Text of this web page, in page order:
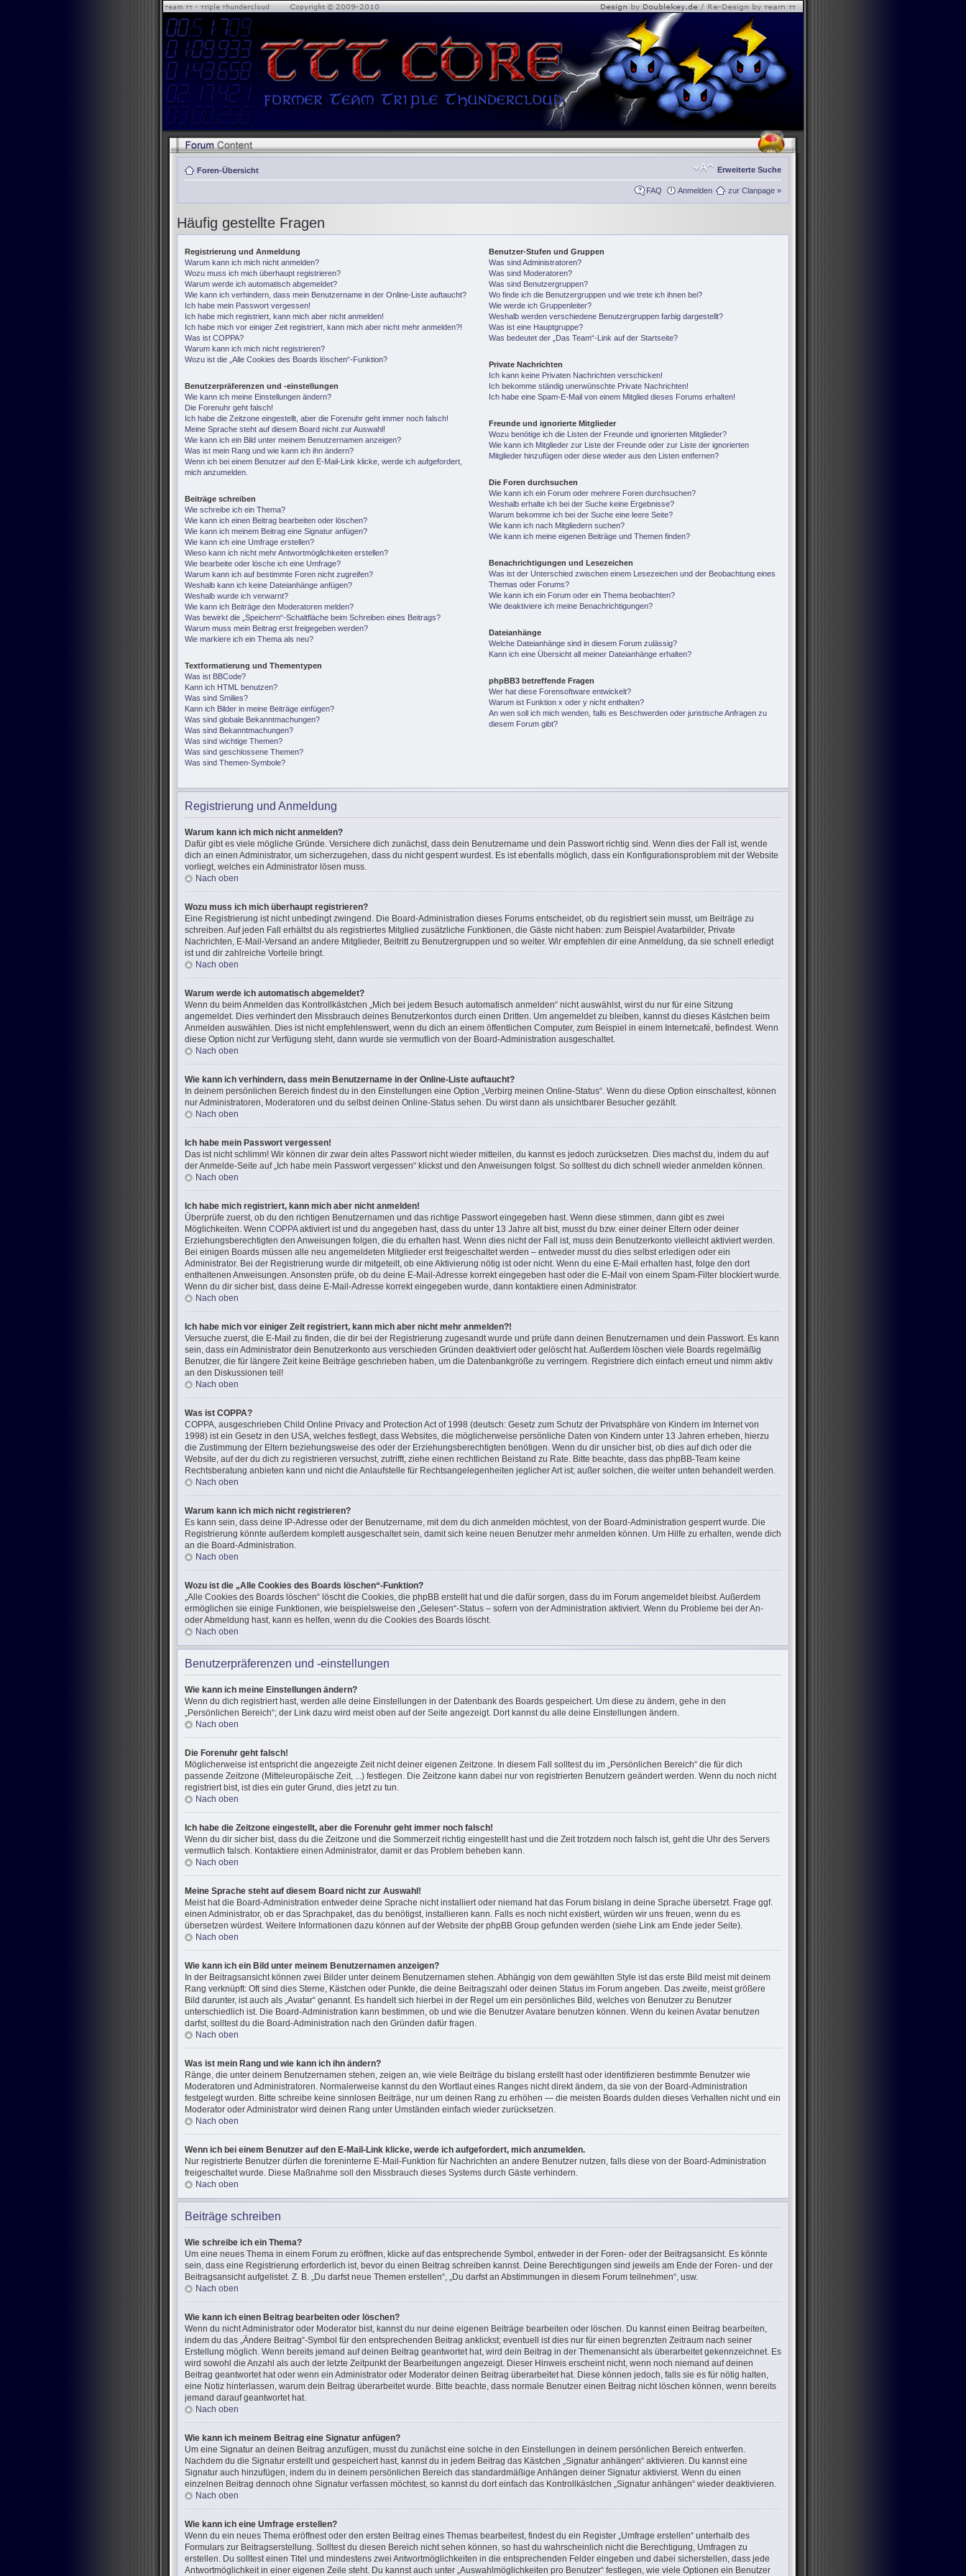
Foren-Übersicht Erweiterte Suche
FAQ Anmelden zur Clanpage »
Häufig gestellte Fragen
Registrierung und Anmeldung
Warum kann ich mich nicht anmelden?
Wozu muss ich mich überhaupt registrieren?
Warum werde ich automatisch abgemeldet?
Wie kann ich verhindern, dass mein Benutzername in der Online-Liste auftaucht?
Ich habe mein Passwort vergessen!
Ich habe mich registriert, kann mich aber nicht anmelden!
Ich habe mich vor einiger Zeit registriert, kann mich aber nicht mehr anmelden?!
Was ist COPPA?
Warum kann ich mich nicht registrieren?
Wozu ist die „Alle Cookies des Boards löschen“-Funktion?
Benutzerpräferenzen und -einstellungen
Wie kann ich meine Einstellungen ändern?
Die Forenuhr geht falsch!
Ich habe die Zeitzone eingestellt, aber die Forenuhr geht immer noch falsch!
Meine Sprache steht auf diesem Board nicht zur Auswahl!
Wie kann ich ein Bild unter meinem Benutzernamen anzeigen?
Was ist mein Rang und wie kann ich ihn ändern?
Wenn ich bei einem Benutzer auf den E-Mail-Link klicke, werde ich aufgefordert,
mich anzumelden.
Beiträge schreiben
Wie schreibe ich ein Thema?
Wie kann ich einen Beitrag bearbeiten oder löschen?
Wie kann ich meinem Beitrag eine Signatur anfügen?
Wie kann ich eine Umfrage erstellen?
Wieso kann ich nicht mehr Antwortmöglichkeiten erstellen?
Wie bearbeite oder lösche ich eine Umfrage?
Warum kann ich auf bestimmte Foren nicht zugreifen?
Weshalb kann ich keine Dateianhänge anfügen?
Weshalb wurde ich verwarnt?
Wie kann ich Beiträge den Moderatoren melden?
Was bewirkt die „Speichern“-Schaltfläche beim Schreiben eines Beitrags?
Warum muss mein Beitrag erst freigegeben werden?
Wie markiere ich ein Thema als neu?
Textformatierung und Thementypen
Was ist BBCode?
Kann ich HTML benutzen?
Was sind Smilies?
Kann ich Bilder in meine Beiträge einfügen?
Was sind globale Bekanntmachungen?
Was sind Bekanntmachungen?
Was sind wichtige Themen?
Was sind geschlossene Themen?
Was sind Themen-Symbole?
Benutzer-Stufen und Gruppen
Was sind Administratoren?
Was sind Moderatoren?
Was sind Benutzergruppen?
Wo finde ich die Benutzergruppen und wie trete ich ihnen bei?
Wie werde ich Gruppenleiter?
Weshalb werden verschiedene Benutzergruppen farbig dargestellt?
Was ist eine Hauptgruppe?
Was bedeutet der „Das Team“-Link auf der Startseite?
Private Nachrichten
Ich kann keine Privaten Nachrichten verschicken!
Ich bekomme ständig unerwünschte Private Nachrichten!
Ich habe eine Spam-E-Mail von einem Mitglied dieses Forums erhalten!
Freunde und ignorierte Mitglieder
Wozu benötige ich die Listen der Freunde und ignorierten Mitglieder?
Wie kann ich Mitglieder zur Liste der Freunde oder zur Liste der ignorierten
Mitglieder hinzufügen oder diese wieder aus den Listen entfernen?
Die Foren durchsuchen
Wie kann ich ein Forum oder mehrere Foren durchsuchen?
Weshalb erhalte ich bei der Suche keine Ergebnisse?
Warum bekomme ich bei der Suche eine leere Seite?
Wie kann ich nach Mitgliedern suchen?
Wie kann ich meine eigenen Beiträge und Themen finden?
Benachrichtigungen und Lesezeichen
Was ist der Unterschied zwischen einem Lesezeichen und der Beobachtung eines
Themas oder Forums?
Wie kann ich ein Forum oder ein Thema beobachten?
Wie deaktiviere ich meine Benachrichtigungen?
Dateianhänge
Welche Dateianhänge sind in diesem Forum zulässig?
Kann ich eine Übersicht all meiner Dateianhänge erhalten?
phpBB3 betreffende Fragen
Wer hat diese Forensoftware entwickelt?
Warum ist Funktion x oder y nicht enthalten?
An wen soll ich mich wenden, falls es Beschwerden oder juristische Anfragen zu
diesem Forum gibt?
Registrierung und Anmeldung
Warum kann ich mich nicht anmelden?
Dafür gibt es viele mögliche Gründe. Versichere dich zunächst, dass dein Benutzername und dein Passwort richtig sind. Wenn dies der Fall ist, wende
dich an einen Administrator, um sicherzugehen, dass du nicht gesperrt wurdest. Es ist ebenfalls möglich, dass ein Konfigurationsproblem mit der Website
vorliegt, welches ein Administrator lösen muss.
Nach oben
Wozu muss ich mich überhaupt registrieren?
Eine Registrierung ist nicht unbedingt zwingend. Die Board-Administration dieses Forums entscheidet, ob du registriert sein musst, um Beiträge zu
schreiben. Auf jeden Fall erhältst du als registriertes Mitglied zusätzliche Funktionen, die Gäste nicht haben: zum Beispiel Avatarbilder, Private
Nachrichten, E-Mail-Versand an andere Mitglieder, Beitritt zu Benutzergruppen und so weiter. Wir empfehlen dir eine Anmeldung, da sie schnell erledigt
ist und dir zahlreiche Vorteile bringt.
Nach oben
Warum werde ich automatisch abgemeldet?
Wenn du beim Anmelden das Kontrollkästchen „Mich bei jedem Besuch automatisch anmelden“ nicht auswählst, wirst du nur für eine Sitzung
angemeldet. Dies verhindert den Missbrauch deines Benutzerkontos durch einen Dritten. Um angemeldet zu bleiben, kannst du dieses Kästchen beim
Anmelden auswählen. Dies ist nicht empfehlenswert, wenn du dich an einem öffentlichen Computer, zum Beispiel in einem Internetcafé, befindest. Wenn
diese Option nicht zur Verfügung steht, dann wurde sie vermutlich von der Board-Administration ausgeschaltet.
Nach oben
Wie kann ich verhindern, dass mein Benutzername in der Online-Liste auftaucht?
In deinem persönlichen Bereich findest du in den Einstellungen eine Option „Verbirg meinen Online-Status“. Wenn du diese Option einschaltest, können
nur Administratoren, Moderatoren und du selbst deinen Online-Status sehen. Du wirst dann als unsichtbarer Besucher gezählt.
Nach oben
Ich habe mein Passwort vergessen!
Das ist nicht schlimm! Wir können dir zwar dein altes Passwort nicht wieder mitteilen, du kannst es jedoch zurücksetzen. Dies machst du, indem du auf
der Anmelde-Seite auf „Ich habe mein Passwort vergessen“ klickst und den Anweisungen folgst. So solltest du dich schnell wieder anmelden können.
Nach oben
Ich habe mich registriert, kann mich aber nicht anmelden!
Überprüfe zuerst, ob du den richtigen Benutzernamen und das richtige Passwort eingegeben hast. Wenn diese stimmen, dann gibt es zwei
Möglichkeiten. Wenn COPPAaktiviert ist und du angegeben hast, dass du unter 13 Jahre alt bist, musst du bzw. einer deiner Eltern oder deiner
Erziehungsberechtigten den Anweisungen folgen, die du erhalten hast. Wenn dies nicht der Fall ist, muss dein Benutzerkonto vielleicht aktiviert werden.
Bei einigen Boards müssen alle neu angemeldeten Mitglieder erst freigeschaltet werden – entweder musst du dies selbst erledigen oder ein
Administrator. Bei der Registrierung wurde dir mitgeteilt, ob eine Aktivierung nötig ist oder nicht. Wenn du eine E-Mail erhalten hast, folge den dort
enthaltenen Anweisungen. Ansonsten prüfe, ob du deine E-Mail-Adresse korrekt eingegeben hast oder die E-Mail von einem Spam-Filter blockiert wurde.
Wenn du dir sicher bist, dass deine E-Mail-Adresse korrekt eingegeben wurde, dann kontaktiere einen Administrator.
Nach oben
Ich habe mich vor einiger Zeit registriert, kann mich aber nicht mehr anmelden?!
Versuche zuerst, die E-Mail zu finden, die dir bei der Registrierung zugesandt wurde und prüfe dann deinen Benutzernamen und dein Passwort. Es kann
sein, dass ein Administrator dein Benutzerkonto aus verschieden Gründen deaktiviert oder gelöscht hat. Außerdem löschen viele Boards regelmäßig
Benutzer, die für längere Zeit keine Beiträge geschrieben haben, um die Datenbankgröße zu verringern. Registriere dich einfach erneut und nimm aktiv
an den Diskussionen teil!
Nach oben
Was ist COPPA?
COPPA, ausgeschrieben Child Online Privacy and Protection Act of 1998 (deutsch: Gesetz zum Schutz der Privatsphäre von Kindern im Internet von
1998) ist ein Gesetz in den USA, welches festlegt, dass Websites, die möglicherweise persönliche Daten von Kindern unter 13 Jahren erheben, hierzu
die Zustimmung der Eltern beziehungsweise des oder der Erziehungsberechtigten benötigen. Wenn du dir unsicher bist, ob dies auf dich oder die
Website, auf der du dich zu registrieren versuchst, zutrifft, ziehe einen rechtlichen Beistand zu Rate. Bitte beachte, dass das phpBB-Team keine
Rechtsberatung anbieten kann und nicht die Anlaufstelle für Rechtsangelegenheiten jeglicher Art ist; außer solchen, die weiter unten behandelt werden.
Nach oben
Warum kann ich mich nicht registrieren?
Es kann sein, dass deine IP-Adresse oder der Benutzername, mit dem du dich anmelden möchtest, von der Board-Administration gesperrt wurde. Die
Registrierung könnte außerdem komplett ausgeschaltet sein, damit sich keine neuen Benutzer mehr anmelden können. Um Hilfe zu erhalten, wende dich
an die Board-Administration.
Nach oben
Wozu ist die „Alle Cookies des Boards löschen“-Funktion?
„Alle Cookies des Boards löschen“ löscht die Cookies, die phpBB erstellt hat und die dafür sorgen, dass du im Forum angemeldet bleibst. Außerdem
ermöglichen sie einige Funktionen, wie beispielsweise den „Gelesen“-Status – sofern von der Administration aktiviert. Wenn du Probleme bei der An-
oder Abmeldung hast, kann es helfen, wenn du die Cookies des Boards löscht.
Nach oben
Benutzerpräferenzen und -einstellungen
Wie kann ich meine Einstellungen ändern?
Wenn du dich registriert hast, werden alle deine Einstellungen in der Datenbank des Boards gespeichert. Um diese zu ändern, gehe in den
„Persönlichen Bereich“; der Link dazu wird meist oben auf der Seite angezeigt. Dort kannst du alle deine Einstellungen ändern.
Nach oben
Die Forenuhr geht falsch!
Möglicherweise ist entspricht die angezeigte Zeit nicht deiner eigenen Zeitzone. In diesem Fall solltest du im „Persönlichen Bereich“ die für dich
passende Zeitzone (Mitteleuropäische Zeit, ...) festlegen. Die Zeitzone kann dabei nur von registrierten Benutzern geändert werden. Wenn du noch nicht
registriert bist, ist dies ein guter Grund, dies jetzt zu tun.
Nach oben
Ich habe die Zeitzone eingestellt, aber die Forenuhr geht immer noch falsch!
Wenn du dir sicher bist, dass du die Zeitzone und die Sommerzeit richtig eingestellt hast und die Zeit trotzdem noch falsch ist, geht die Uhr des Servers
vermutlich falsch. Kontaktiere einen Administrator, damit er das Problem beheben kann.
Nach oben
Meine Sprache steht auf diesem Board nicht zur Auswahl!
Meist hat die Board-Administration entweder deine Sprache nicht installiert oder niemand hat das Forum bislang in deine Sprache übersetzt. Frage ggf.
einen Administrator, ob er das Sprachpaket, das du benötigst, installieren kann. Falls es noch nicht existiert, würden wir uns freuen, wenn du es
übersetzen würdest. Weitere Informationen dazu können auf der Website der phpBB Group gefunden werden (siehe Link am Ende jeder Seite).
Nach oben
Wie kann ich ein Bild unter meinem Benutzernamen anzeigen?
In der Beitragsansicht können zwei Bilder unter deinem Benutzernamen stehen. Abhängig von dem gewählten Style ist das erste Bild meist mit deinem
Rang verknüpft: Oft sind dies Sterne, Kästchen oder Punkte, die deine Beitragszahl oder deinen Status im Forum angeben. Das zweite, meist größere
Bild darunter, ist auch als „Avatar“ genannt. Es handelt sich hierbei in der Regel um ein persönliches Bild, welches von Benutzer zu Benutzer
unterschiedlich ist. Die Board-Administration kann bestimmen, ob und wie die Benutzer Avatare benutzen können. Wenn du keinen Avatar benutzen
darfst, solltest du die Board-Administration nach den Gründen dafür fragen.
Nach oben
Was ist mein Rang und wie kann ich ihn ändern?
Ränge, die unter deinem Benutzernamen stehen, zeigen an, wie viele Beiträge du bislang erstellt hast oder identifizieren bestimmte Benutzer wie
Moderatoren und Administratoren. Normalerweise kannst du den Wortlaut eines Ranges nicht direkt ändern, da sie von der Board-Administration
festgelegt wurden. Bitte schreibe keine sinnlosen Beiträge, nur um deinen Rang zu erhöhen — die meisten Boards dulden dieses Verhalten nicht und ein
Moderator oder Administrator wird deinen Rang unter Umständen einfach wieder zurücksetzen.
Nach oben
Wenn ich bei einem Benutzer auf den E-Mail-Link klicke, werde ich aufgefordert, mich anzumelden.
Nur registrierte Benutzer dürfen die foreninterne E-Mail-Funktion für Nachrichten an andere Benutzer nutzen, falls diese von der Board-Administration
freigeschaltet wurde. Diese Maßnahme soll den Missbrauch dieses Systems durch Gäste verhindern.
Nach oben
Beiträge schreiben
Wie schreibe ich ein Thema?
Um eine neues Thema in einem Forum zu eröffnen, klicke auf das entsprechende Symbol, entweder in der Foren- oder der Beitragsansicht. Es könnte
sein, dass eine Registrierung erforderlich ist, bevor du einen Beitrag schreiben kannst. Deine Berechtigungen sind jeweils am Ende der Foren- und der
Beitragsansicht aufgelistet. Z. B. „Du darfst neue Themen erstellen“, „Du darfst an Abstimmungen in diesem Forum teilnehmen“, usw.
Nach oben
Wie kann ich einen Beitrag bearbeiten oder löschen?
Wenn du nicht Administrator oder Moderator bist, kannst du nur deine eigenen Beiträge bearbeiten oder löschen. Du kannst einen Beitrag bearbeiten,
indem du das „Ändere Beitrag“-Symbol für den entsprechenden Beitrag anklickst; eventuell ist dies nur für einen begrenzten Zeitraum nach seiner
Erstellung möglich. Wenn bereits jemand auf deinen Beitrag geantwortet hat, wird dein Beitrag in der Themenansicht als überarbeitet gekennzeichnet. Es
wird sowohl die Anzahl als auch der letzte Zeitpunkt der Bearbeitungen angezeigt. Dieser Hinweis erscheint nicht, wenn noch niemand auf deinen
Beitrag geantwortet hat oder wenn ein Administrator oder Moderator deinen Beitrag überarbeitet hat. Diese können jedoch, falls sie es für nötig halten,
eine Notiz hinterlassen, warum dein Beitrag überarbeitet wurde. Bitte beachte, dass normale Benutzer einen Beitrag nicht löschen können, wenn bereits
jemand darauf geantwortet hat.
Nach oben
Wie kann ich meinem Beitrag eine Signatur anfügen?
Um eine Signatur an deinen Beitrag anzufügen, musst du zunächst eine solche in den Einstellungen in deinem persönlichen Bereich entwerfen.
Nachdem du die Signatur erstellt und gespeichert hast, kannst du in jedem Beitrag das Kästchen „Signatur anhängen“ aktivieren. Du kannst eine
Signatur auch hinzufügen, indem du in deinem persönlichen Bereich das standardmäßige Anhängen deiner Signatur aktivierst. Wenn du einen
einzelnen Beitrag dennoch ohne Signatur verfassen möchtest, so kannst du dort einfach das Kontrollkästchen „Signatur anhängen“ wieder deaktivieren.
Nach oben
Wie kann ich eine Umfrage erstellen?
Wenn du ein neues Thema eröffnest oder den ersten Beitrag eines Themas bearbeitest, findest du ein Register „Umfrage erstellen“ unterhalb des
Formulars zur Beitragserstellung. Solltest du diesen Bereich nicht sehen können, so hast du wahrscheinlich nicht die Berechtigung, Umfragen zu
erstellen. Du solltest einen Titel und mindestens zwei Antwortmöglichkeiten in die entsprechenden Felder eingeben und dabei sicherstellen, dass jede
Antwortmöglichkeit in einer eigenen Zeile steht. Du kannst auch unter „Auswahlmöglichkeiten pro Benutzer“ festlegen, wie viele Optionen ein Benutzer